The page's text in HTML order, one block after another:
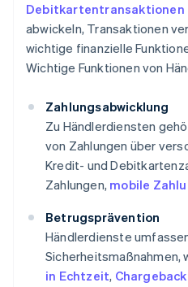
Debitkartentransaktionen
abwickeln, Transaktionen
wichtige finanzielle
Wichtige Funktionen von
Zahlungsabwicklung
Zu Händlerdiensten
von Zahlungen über
Kredit- und
Zahlungen, mobile
Betrugsprävention
Händlerdienste
Sicherheitsmaßnahmen,
in Echtzeit,